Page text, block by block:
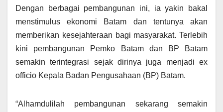
Dengan berbagai pembangunan ini, ia yakin bakal
menstimulus ekonomi Batam dan tentunya akan
memberikan kesejahteraan bagi masyarakat. Terlebih
kini pembangunan Pemko Batam dan BP Batam
semakin terintegrasi sejak dirinya juga menjadi ex
officio Kepala Badan Pengusahaan (BP) Batam.
“Alhamdulilah pembangunan sekarang semakin